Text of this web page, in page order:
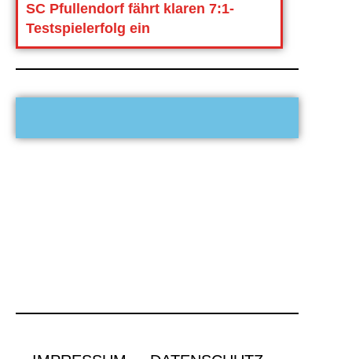
SC Pfullendorf fährt klaren 7:1-
Testspielerfolg ein